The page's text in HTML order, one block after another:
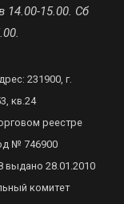
14.00-15.00. Сб
231900, г.
кв.24
реестре
№ 746900
выдано 28.01.2010
комитет